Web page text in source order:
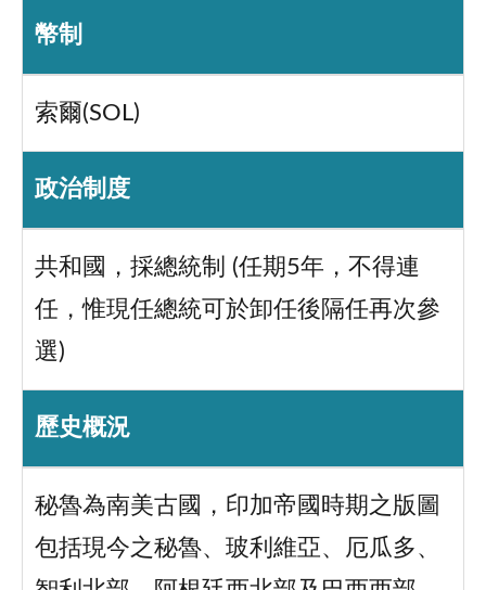
幣制
索爾(SOL)
政治制度
共和國，採總統制 (任期5年，不得連
任，惟現任總統可於卸任後隔任再次參
選)
歷史概況
秘魯為南美古國，印加帝國時期之版圖
包括現今之秘魯、玻利維亞、厄瓜多、